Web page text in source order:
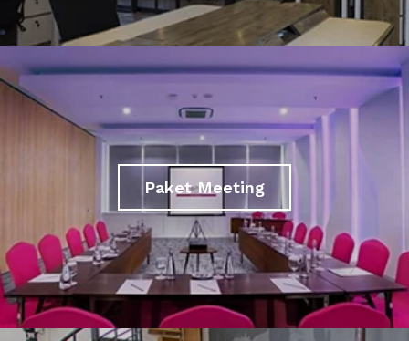
Paket Meeting